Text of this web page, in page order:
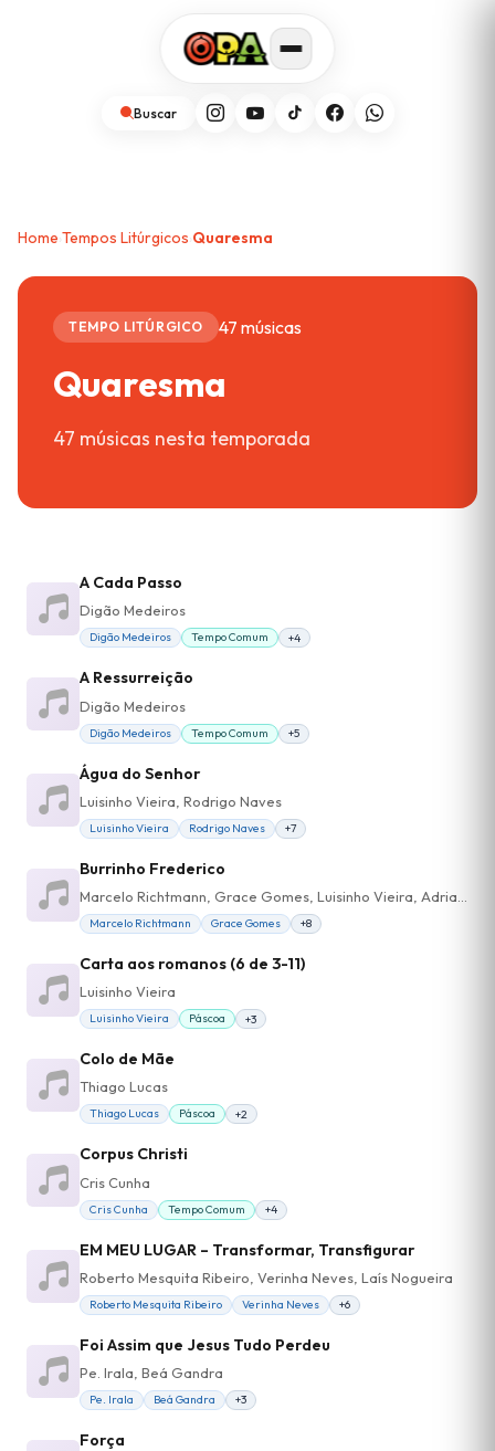
Buscar
Home Tempos Litúrgicos Quaresma
TEMPO LITÚRGICO 47 músicas
Quaresma
47 músicas nesta temporada
A Cada Passo
Digão Medeiros
Digão Medeiros Tempo Comum +4
A Ressurreição
Digão Medeiros
Digão Medeiros Tempo Comum +5
Água do Senhor
Luisinho Vieira, Rodrigo Naves
Luisinho Vieira Rodrigo Naves +7
Burrinho Frederico
Marcelo Richtmann Grace Gomes +8
Carta aos romanos (6 de 3-11)
Luisinho Vieira
Luisinho Vieira Páscoa +3
Colo de Mãe
Thiago Lucas
Thiago Lucas Páscoa +2
Corpus Christi
Cris Cunha
Cris Cunha Tempo Comum +4
EM MEU LUGAR – Transformar, Transfigurar
Roberto Mesquita Ribeiro, Verinha Neves, Laís Nogueira
Roberto Mesquita Ribeiro Verinha Neves +6
Foi Assim que Jesus Tudo Perdeu
Pe. Irala, Beá Gandra
Pe. Irala Beá Gandra +3
Força